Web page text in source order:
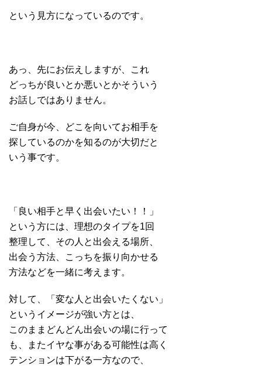
という見方になっているのです。
あっ、先にお伝えしますが、これ
どっちが良いとか悪いとかそういう
お話しではありません。
ご自身が今、どこを向いてお相手を
探しているのかを知るのが大切だと
いう事です。
「良い相手と早く出会いたい！！」
という方には、理想のタイプを1回
整理して、その人と出会える場所、
出会う方法、こっちを振り向かせる
方法などを一緒に考えます。
対して、「変な人と出会いたくない」
というイメージが強い方とは、
このままどんどん出会いの場に行って
も、またイヤな事がある可能性は高く
テンションは下がる一方なので、